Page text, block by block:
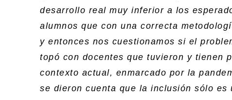
desarrollo real muy inferior a los
alumnos que con una correcta
y entonces nos cuestionamos si el
topó con docentes que tuvieron y tienen
contexto actual, enmarcado por la
se dieron cuenta que la inclusión sólo es